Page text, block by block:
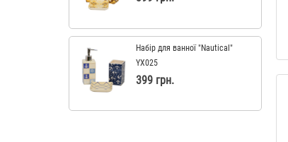
Набір для ванної "Nautical"
YX025
399 грн.